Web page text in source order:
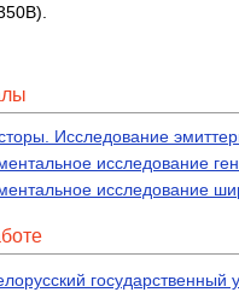
Исследование
исследование
исследование
государственный